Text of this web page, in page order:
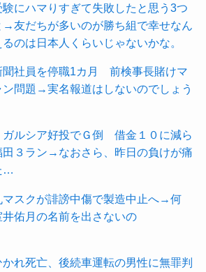
験にハマりすぎて失敗したと思う3つ
→友だちが多いのが勝ち組で幸せなん
のは日本人くらいじゃないかな。
聞社員を停職1カ月 前検事長賭けマ
ン問題→実名報道はしないのでしょう
ルシア好投でＧ倒 借金１０に減ら
３ラン→なおさら、昨日の負けが痛
…
マスクが誹謗中傷で製造中止へ→何
井佑月の名前を出さないの
かれ死亡、後続車運転の男性に無罪判